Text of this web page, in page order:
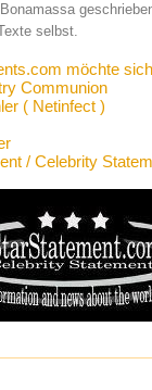
selbst.
möchte
Communion
( Netinfect )
/ Celebrity